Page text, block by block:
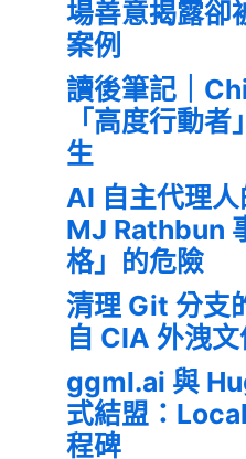
場善意揭露卻
案例
讀後筆記｜
「高度行動
生
AI 自主代理
MJ Rathbun
格」的危險
清理 Git 分支
自 CIA 外洩
ggml.ai 與
式結盟：
程碑